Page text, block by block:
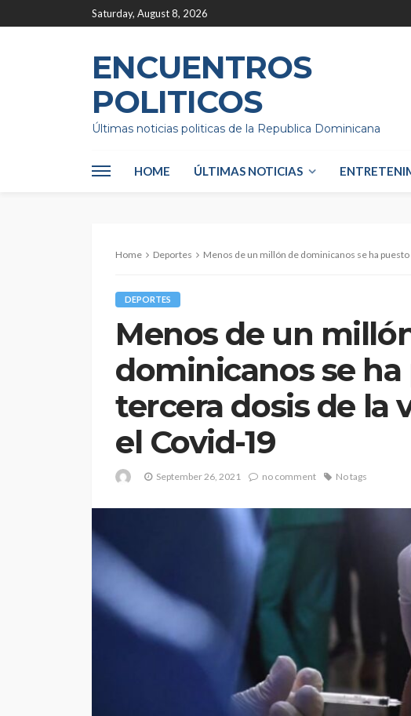
Saturday, August 8, 2026
ENCUENTROS
POLITICOS
Últimas noticias politicas de la Republica Dominicana
HOME ÚLTIMAS NOTICIAS
Home Deportes Menos de un millón de dominicanos se ha
DEPORTES
Menos de un
dominicanos se
tercera dosis de la
el Covid-19
September 26, 2021 no comment No tags